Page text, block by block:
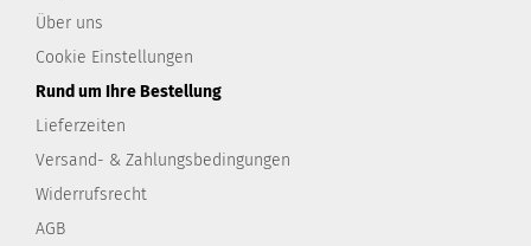
Über uns
Cookie Einstellungen
Rund um Ihre Bestellung
Lieferzeiten
Versand- & Zahlungsbedingungen
Widerrufsrecht
AGB